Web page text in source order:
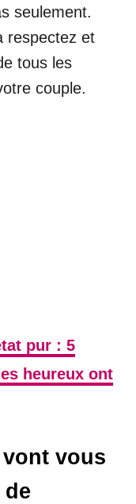
seulement.
respectez et
tous les
couple.
pur : 5
heureux ont
vous